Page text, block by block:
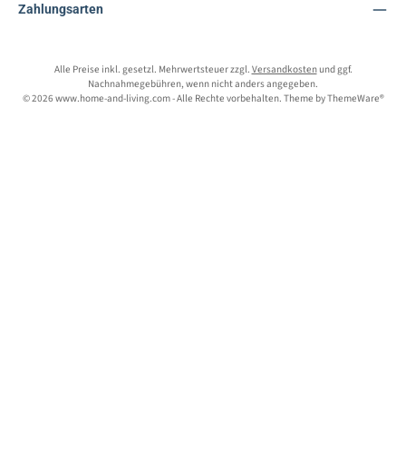
Zahlungsarten
Alle Preise inkl. gesetzl. Mehrwertsteuer zzgl. Versandkostenund ggf.
Nachnahmegebühren, wenn nicht anders angegeben.
© 2026 www.home-and-living.com - Alle Rechte vorbehalten. Theme byThemeWare®